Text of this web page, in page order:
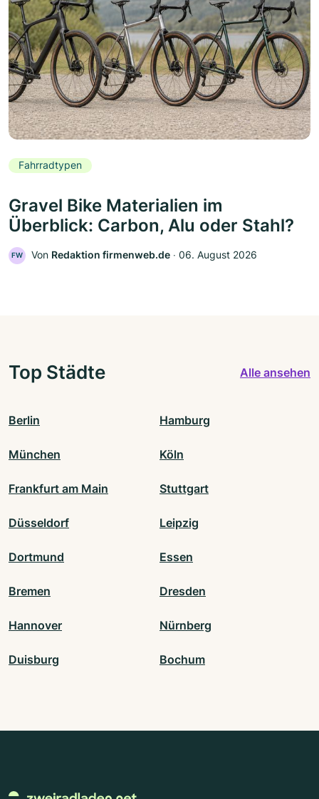
Fahrradtypen
Gravel Bike Materialien im
Überblick: Carbon, Alu oder Stahl?
FW Von Redaktion firmenweb.de ‧ 06. August 2026
Top Städte Alle ansehen
Berlin Hamburg
München Köln
Frankfurt am Main Stuttgart
Düsseldorf Leipzig
Dortmund Essen
Bremen Dresden
Hannover Nürnberg
Duisburg Bochum